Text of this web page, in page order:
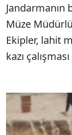
Müze
Ekipler, lahit
kazı